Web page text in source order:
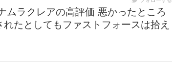
ムラクレアの高評価 悪かったところ
たとしてもファストフォースは拾え